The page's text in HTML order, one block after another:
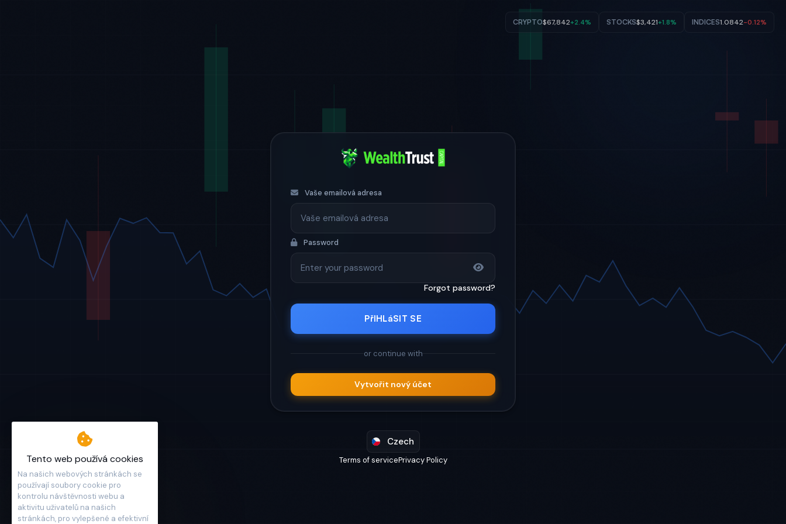
CRYPTO$67,842+2.4% STOCKS$3,421+1.8% INDICES1.0842-0.12%
Tento web používá cookies
Na našich webových stránkách se
používají soubory cookie pro
kontrolu návštěvnosti webu a
aktivitu uživatelů na našich
stránkách, pro vylepšené a efektivní
Vaše emailová adresa
Password
Forgot password?
PřIHLáSIT SE
or continue with
Vytvořit nový účet
Czech
Terms of servicePrivacy Policy